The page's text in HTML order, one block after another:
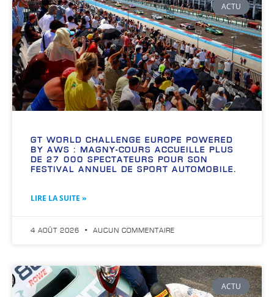
ACTU
GT WORLD CHALLENGE EUROPE POWERED
BY AWS : MAGNY-COURS ACCUEILLE PLUS
DE 27 000 SPECTATEURS POUR SON
FESTIVAL ANNUEL DE SPORT AUTOMOBILE.
LIRE LA SUITE »
4 AOÛT 2026 AUCUN COMMENTAIRE
ACTU